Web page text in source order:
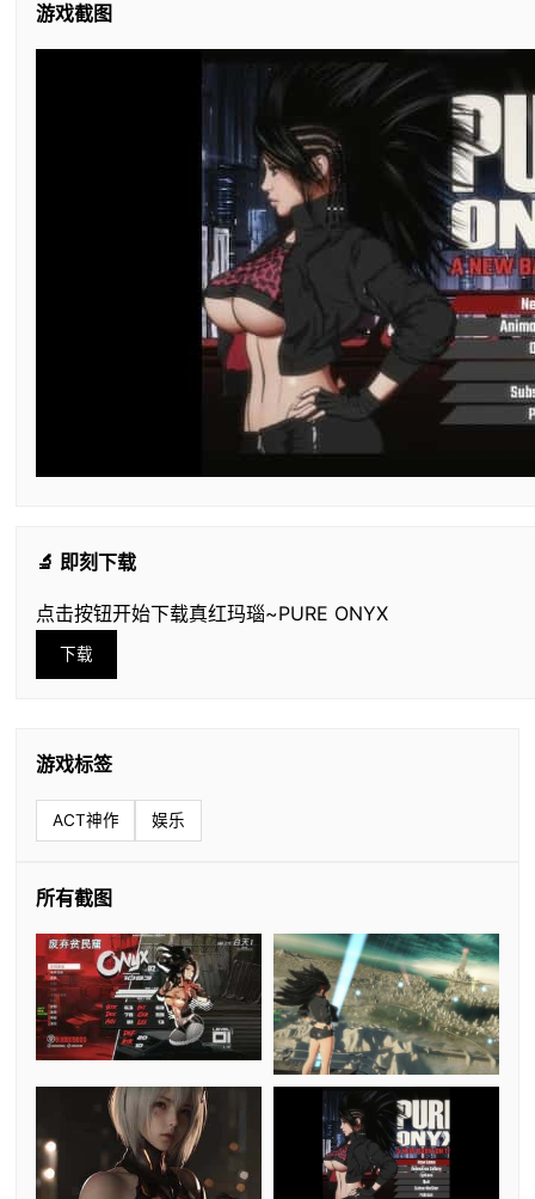
游戏截图
🔬 即刻下载
点击按钮开始下载真红玛瑙~PURE ONYX
下载
游戏标签
ACT神作 娱乐
所有截图